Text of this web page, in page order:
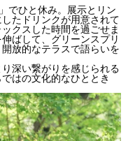
でひと休み。展示とリン
たドリンクが用意されて
クスした時間を過ごせま
ばして、グリーンスプリ
放的なテラスで語らいを
深い繋がりを感じられる
はの文化的なひととき